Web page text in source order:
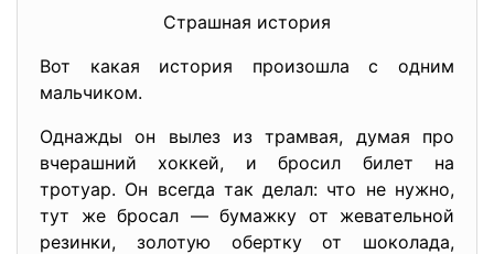
Страшная история
Вот какая история произошла с одним
мальчиком.
Однажды он вылез из трамвая, думая про
вчерашний хоккей, и бросил билет на
тротуар. Он всегда так делал: что не нужно,
тут же бросал — бумажку от жевательной
резинки, золотую обертку от шоколада,